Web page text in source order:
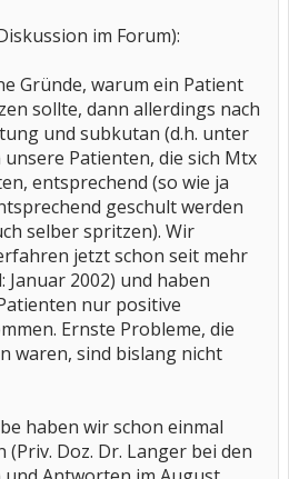
im Forum):
Gründe, warum ein Patient
sollte, dann allerdings nach
und subkutan (d.h. unter
Patienten, die sich Mtx
entsprechend (so wie ja
geschult werden
selber spritzen). Wir
jetzt schon seit mehr
Januar 2002) und haben
nur positive
Ernste Probleme, die
waren, sind bislang nicht
haben wir schon einmal
Doz. Dr. Langer bei den